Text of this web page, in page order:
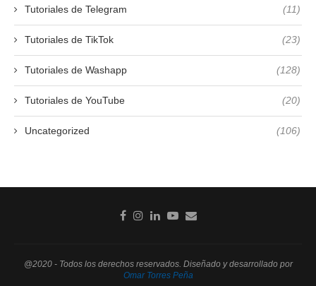
Tutoriales de Telegram (11)
Tutoriales de TikTok (23)
Tutoriales de Washapp (128)
Tutoriales de YouTube (20)
Uncategorized (106)
@2020 - Todos los derechos reservados. Diseñado y desarrollado por
Omar Torres Peña